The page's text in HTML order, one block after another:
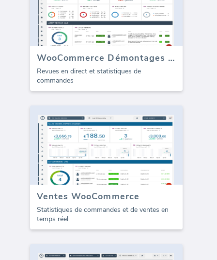
WooCommerce Démontages / Avis
Revues en direct et statistiques de
commandes
Ventes WooCommerce
Statistiques de commandes et de ventes en
temps réel